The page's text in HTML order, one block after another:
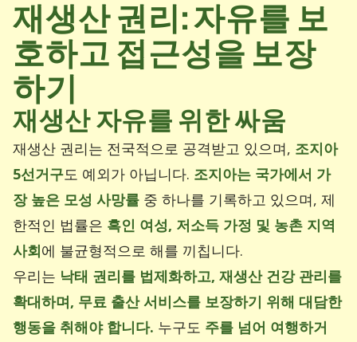
재생산 권리: 자유를 보
호하고 접근성을 보장
하기
재생산 자유를 위한 싸움
재생산 권리는 전국적으로 공격받고 있으며, 조지아
5선거구도 예외가 아닙니다. 조지아는 국가에서 가
장 높은 모성 사망률 중 하나를 기록하고 있으며, 제
한적인 법률은 흑인 여성, 저소득 가정 및 농촌 지역
사회에 불균형적으로 해를 끼칩니다.
우리는 낙태 권리를 법제화하고, 재생산 건강 관리를
확대하며, 무료 출산 서비스를 보장하기 위해 대담한
행동을 취해야 합니다. 누구도 주를 넘어 여행하거